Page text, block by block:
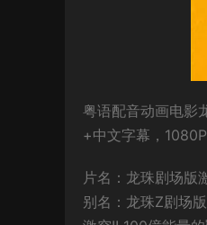
粤语配音动画电影
+中文字幕，1080P
片名：龙珠剧场版
别名：龙珠Z剧场